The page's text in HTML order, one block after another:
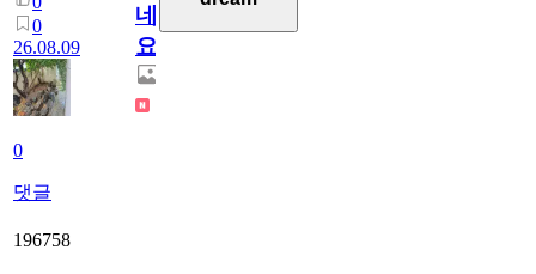
0
26.08.09
0
댓글
네
요.
196758